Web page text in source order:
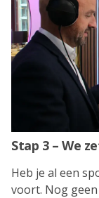
Stap 3 – We
Heb je al een
voort. Nog